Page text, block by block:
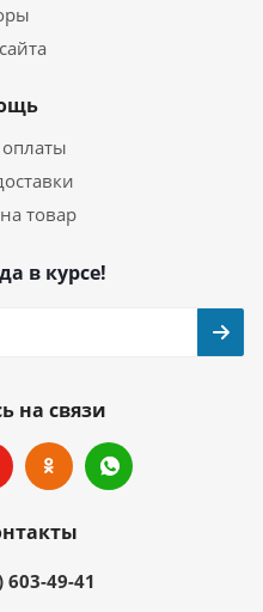
товар
в курсе!
на связи
603-49-41